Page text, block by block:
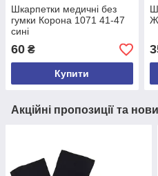
Шкарпетки медичні без
гумки Корона 1071 41-47
сині
60 ₴
Купити
Акційні пропозиції та